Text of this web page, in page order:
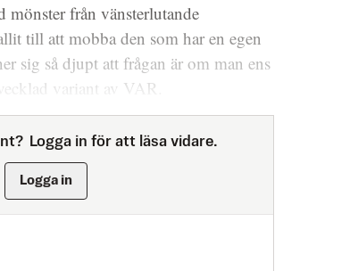
mönster från vänsterlutande
till att mobba den som har en egen
sig så djupt att frågan är om man ens
variant av VAR.
Logga in för att läsa vidare.
Logga in